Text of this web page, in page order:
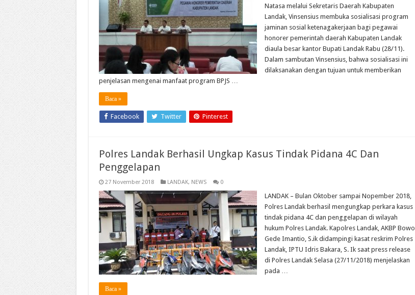
Natasa melalui Sekretaris Daerah Kabupaten
Landak, Vinsensius membuka sosialisasi program
jaminan sosial ketenagakerjaan bagi pegawai
honorer pemerintah daerah Kabupaten Landak
diaula besar kantor Bupati Landak Rabu (28/11).
Dalam sambutan Vinsensius, bahwa sosialisasi ini
dilaksanakan dengan tujuan untuk memberikan
penjelasan mengenai manfaat program BPJS …
Baca »
Facebook Twitter Pinterest
Polres Landak Berhasil Ungkap Kasus Tindak Pidana 4C Dan
Penggelapan
27 November 2018 LANDAK, NEWS 0
LANDAK – Bulan Oktober sampai Nopember 2018,
Polres Landak berhasil mengungkap perkara kasus
tindak pidana 4C dan penggelapan di wilayah
hukum Polres Landak. Kapolres Landak, AKBP Bowo
Gede Imantio, S.ik didampingi kasat reskrim Polres
Landak, IPTU Idris Bakara, S. Ik saat press release
di Polres Landak Selasa (27/11/2018) menjelaskan
pada …
Baca »